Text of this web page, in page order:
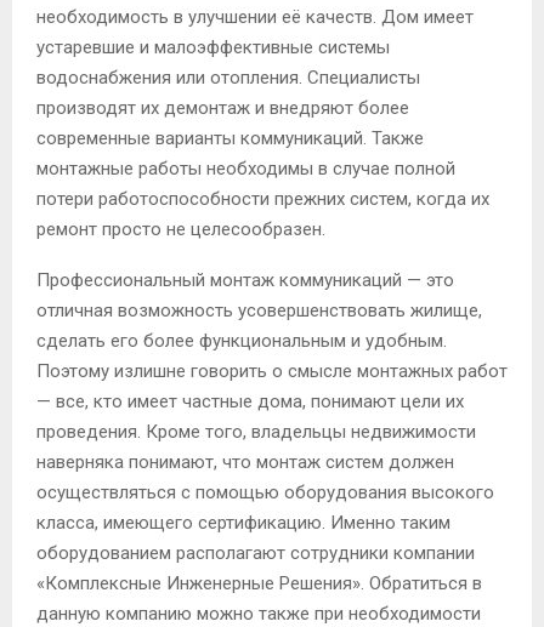
необходимость в улучшении её качеств. Дом имеет
устаревшие и малоэффективные системы
водоснабжения или отопления. Специалисты
производят их демонтаж и внедряют более
современные варианты коммуникаций. Также
монтажные работы необходимы в случае полной
потери работоспособности прежних систем, когда их
ремонт просто не целесообразен.
Профессиональный монтаж коммуникаций — это
отличная возможность усовершенствовать жилище,
сделать его более функциональным и удобным.
Поэтому излишне говорить о смысле монтажных работ
— все, кто имеет частные дома, понимают цели их
проведения. Кроме того, владельцы недвижимости
наверняка понимают, что монтаж систем должен
осуществляться с помощью оборудования высокого
класса, имеющего сертификацию. Именно таким
оборудованием располагают сотрудники компании
«Комплексные Инженерные Решения». Обратиться в
данную компанию можно также при необходимости